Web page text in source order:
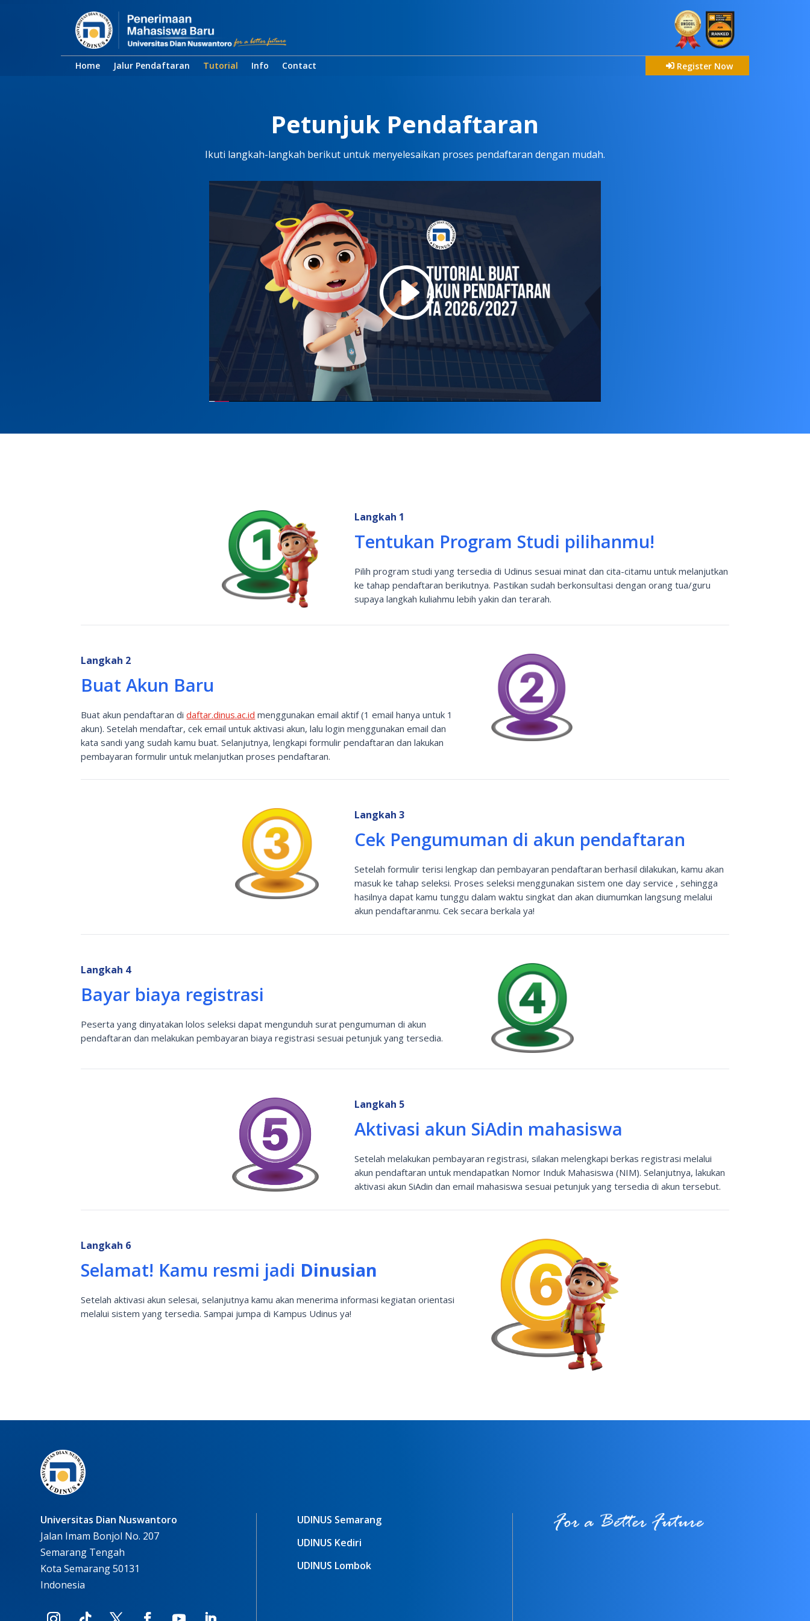
Home Jalur Pendaftaran Tutorial Info Contact Register Now
Petunjuk Pendaftaran
Ikuti langkah-langkah berikut untuk menyelesaikan proses pendaftaran dengan mudah.
Langkah 1
Tentukan Program Studi pilihanmu!
Pilih program studi yang tersedia di Udinus sesuai minat dan cita-citamu untuk melanjutkan
ke tahap pendaftaran berikutnya. Pastikan sudah berkonsultasi dengan orang tua/guru
supaya langkah kuliahmu lebih yakin dan terarah.
Langkah 2
Buat Akun Baru
Buat akun pendaftaran didaftar.dinus.ac.id menggunakan email aktif (1 email hanya untuk 1
akun). Setelah mendaftar, cek email untuk aktivasi akun, lalu login menggunakan email dan
kata sandi yang sudah kamu buat. Selanjutnya, lengkapi formulir pendaftaran dan lakukan
pembayaran formulir untuk melanjutkan proses pendaftaran.
Langkah 3
Cek Pengumuman di akun pendaftaran
Setelah formulir terisi lengkap dan pembayaran pendaftaran berhasil dilakukan, kamu akan
masuk ke tahap seleksi. Proses seleksi menggunakan sistem one day service , sehingga
hasilnya dapat kamu tunggu dalam waktu singkat dan akan diumumkan langsung melalui
akun pendaftaranmu. Cek secara berkala ya!
Langkah 4
Bayar biaya registrasi
Peserta yang dinyatakan lolos seleksi dapat mengunduh surat pengumuman di akun
pendaftaran dan melakukan pembayaran biaya registrasi sesuai petunjuk yang tersedia.
Langkah 5
Aktivasi akun SiAdin mahasiswa
Setelah melakukan pembayaran registrasi, silakan melengkapi berkas registrasi melalui
akun pendaftaran untuk mendapatkan Nomor Induk Mahasiswa (NIM). Selanjutnya, lakukan
aktivasi akun SiAdin dan email mahasiswa sesuai petunjuk yang tersedia di akun tersebut.
Langkah 6
Selamat! Kamu resmi jadi Dinusian
Setelah aktivasi akun selesai, selanjutnya kamu akan menerima informasi kegiatan orientasi
melalui sistem yang tersedia. Sampai jumpa di Kampus Udinus ya!
Universitas Dian Nuswantoro
Jalan Imam Bonjol No. 207
Semarang Tengah
Kota Semarang 50131
Indonesia
UDINUS Semarang
UDINUS Kediri
UDINUS Lombok